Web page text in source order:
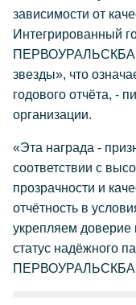
зависимости от
Интегрированный
звезды», что
годового отчёта, -
организации.
«Эта награда -
соответствии с
прозрачности и
отчётность в
укрепляем доверие
статус надёжного